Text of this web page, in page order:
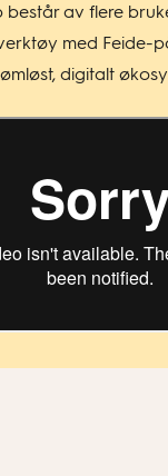
består av flere
med Feide-
digitalt